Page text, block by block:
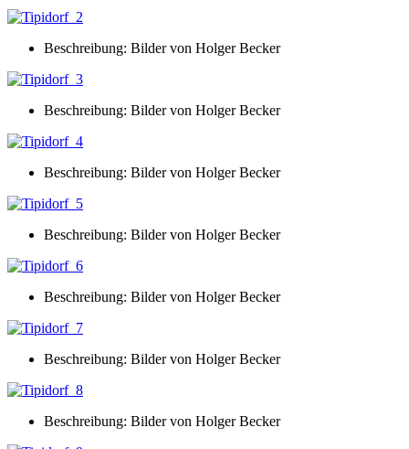
Beschreibung: Bilder von Holger Becker
Beschreibung: Bilder von Holger Becker
Beschreibung: Bilder von Holger Becker
Beschreibung: Bilder von Holger Becker
Beschreibung: Bilder von Holger Becker
Beschreibung: Bilder von Holger Becker
Beschreibung: Bilder von Holger Becker